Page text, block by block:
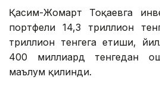
Қасим-Жомарт Тоқаевга
портфели 14,3 триллион
триллион тенгега етиши,
400 миллиард тенгедан
маълум қилинди.